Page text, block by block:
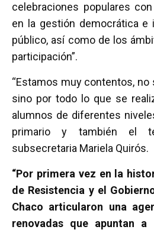
celebraciones populares
en la gestión democrática e
público, así como de los
participación”.
“Estamos muy contentos, no
sino por todo lo que se
alumnos de diferentes
primario y también el
subsecretaria Mariela Quirós.
“Por primera vez en la
de Resistencia y el
Chaco articularon una
renovadas que apuntan